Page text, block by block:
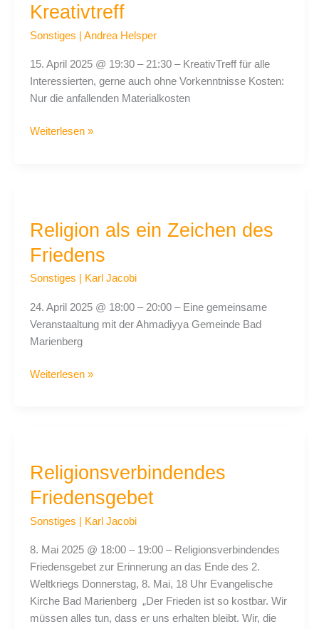
Kreativtreff
Sonstiges Andrea Helsper
15. April 2025 @ 19:30 – 21:30 – KreativTreff für alle
Interessierten, gerne auch ohne Vorkenntnisse Kosten:
Nur die anfallenden Materialkosten
Kreativtreff
Weiterlesen »
Religion als ein Zeichen des
Friedens
Sonstiges Karl Jacobi
24. April 2025 @ 18:00 – 20:00 – Eine gemeinsame
Veranstaaltung mit der Ahmadiyya Gemeinde Bad
Marienberg
ein
Zeichen
des
Friedens
Weiterlesen »
Religionsverbindendes
Friedensgebet
Sonstiges Karl Jacobi
8. Mai 2025 @ 18:00 – 19:00 – Religionsverbindendes
Friedensgebet zur Erinnerung an das Ende des 2.
Weltkriegs Donnerstag, 8. Mai, 18 Uhr Evangelische
Kirche Bad Marienberg „Der Frieden ist so kostbar. Wir
müssen alles tun, dass er uns erhalten bleibt. Wir, die